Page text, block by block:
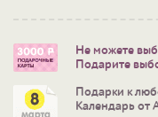
Не можете
Подарите
Подарки к
Календарь от